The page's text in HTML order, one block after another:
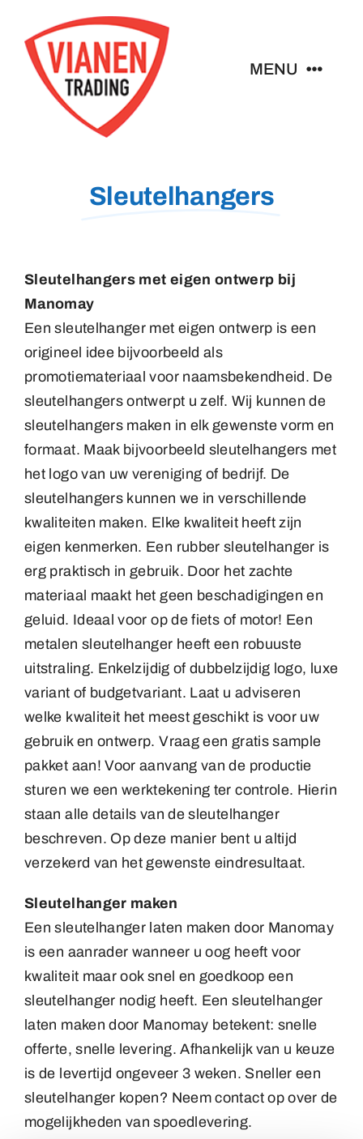
naar
inhoud
MENU
Emblemen
Sleutelhangers
Medailles
Magneten
Contact
Sleutelhangers
Sleutelhangers met eigen ontwerp bij
Manomay
Een sleutelhanger met eigen ontwerp is een
origineel idee bijvoorbeeld als
promotiemateriaal voor naamsbekendheid. De
sleutelhangers ontwerpt u zelf. Wij kunnen de
sleutelhangers maken in elk gewenste vorm en
formaat. Maak bijvoorbeeld sleutelhangers met
het logo van uw vereniging of bedrijf. De
sleutelhangers kunnen we in verschillende
kwaliteiten maken. Elke kwaliteit heeft zijn
eigen kenmerken. Een rubber sleutelhanger is
erg praktisch in gebruik. Door het zachte
materiaal maakt het geen beschadigingen en
geluid. Ideaal voor op de fiets of motor! Een
metalen sleutelhanger heeft een robuuste
uitstraling. Enkelzijdig of dubbelzijdig logo, luxe
variant of budgetvariant. Laat u adviseren
welke kwaliteit het meest geschikt is voor uw
gebruik en ontwerp. Vraag een gratis sample
pakket aan! Voor aanvang van de productie
sturen we een werktekening ter controle. Hierin
staan alle details van de sleutelhanger
beschreven. Op deze manier bent u altijd
verzekerd van het gewenste eindresultaat.
Sleutelhanger maken
Een sleutelhanger laten maken door Manomay
is een aanrader wanneer u oog heeft voor
kwaliteit maar ook snel en goedkoop een
sleutelhanger nodig heeft. Een sleutelhanger
laten maken door Manomay betekent: snelle
offerte, snelle levering. Afhankelijk van u keuze
is de levertijd ongeveer 3 weken. Sneller een
sleutelhanger kopen? Neem contact op over de
mogelijkheden van spoedlevering.